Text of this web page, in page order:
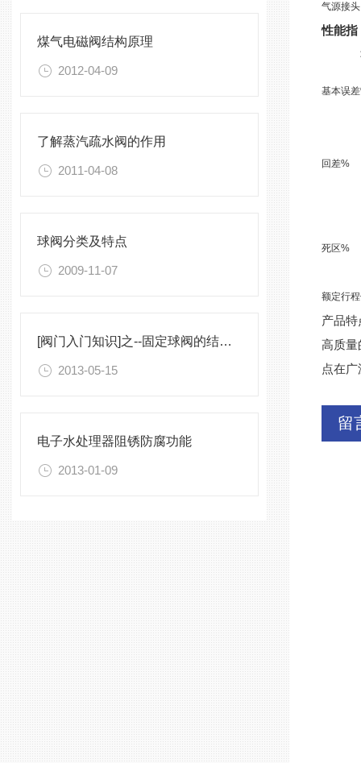
煤气电磁阀结构原理
2012-04-09
了解蒸汽疏水阀的作用
2011-04-08
球阀分类及特点
2009-11-07
[阀门入门知识]之--固定球阀的结构特点与制造标准
2013-05-15
电子水处理器阻锈防腐功能
2013-01-09
气源接头
性能指
基本误
回差%
死区%
额定行
产品
高质量
点在
留